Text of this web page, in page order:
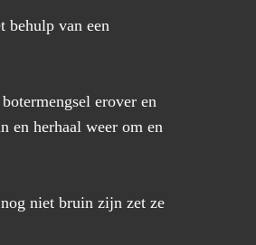
behulp van een
erover en
en herhaal weer om en
niet bruin zijn zet ze